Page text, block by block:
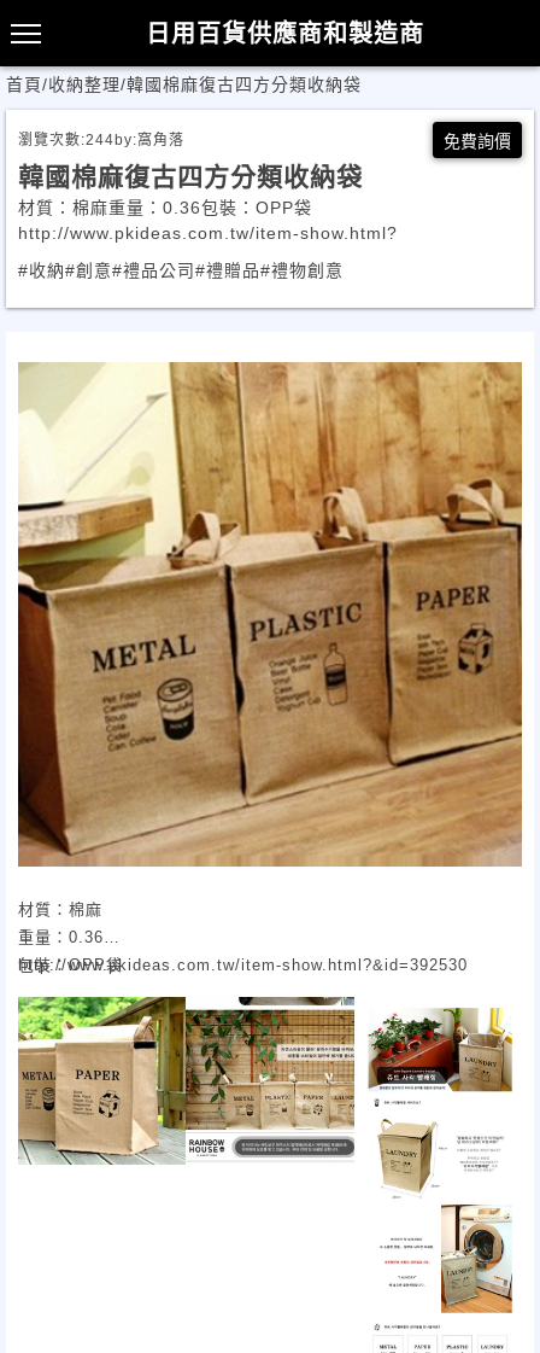
日用百貨供應商和製造商
首頁/收納整理/韓國棉麻復古四方分類收納袋
瀏覽次數:244by:窩角落 免費詢價
韓國棉麻復古四方分類收納袋
材質：棉麻重量：0.36包裝：OPP袋
http://www.pkideas.com.tw/item-show.html?
#收納#創意#禮品公司#禮贈品#禮物創意
材質：棉麻
重量：0.36
包裝：OPP袋
http://www.pkideas.com.tw/item-show.html?&id=392530